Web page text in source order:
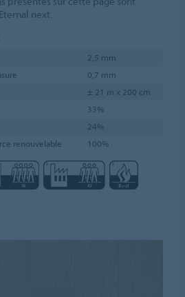
next.
2,5 mm
0,7 mm
± 21 m x 200 cm
33%
24%
renouvelable
100%